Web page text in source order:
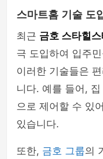
스마트홈 기술 도
최근 금호 스타힐스
극 도입하여 입주
이러한 기술들은
니다. 예를 들어,
으로 제어할 수 있
있습니다.
또한, 금호 그룹의